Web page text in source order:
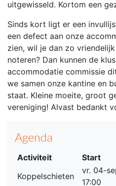
uitgewisseld. Kortom een
Sinds kort ligt er een
een defect aan onze
zien, wil je dan zo
noteren? Dan kunnen de
accommodatie commissie
we samen onze kantine en
staat. Kleine moeite, groot
vereniging! Alvast bedankt
Agenda
Activiteit Start
Koppelschieten
vr. 04-
17:00